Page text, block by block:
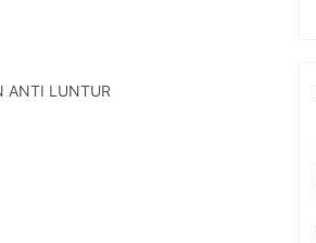
ANTI LUNTUR